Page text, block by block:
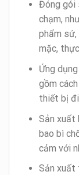
Đóng gói
chạm,
phẩm
mặc,
Ứng
gồm
thiết bị
Sản xuất
bao bì
cảm với
Sản xuất